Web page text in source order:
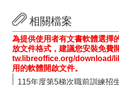
相關檔案
為提供使用者有文書軟體選擇
放文件格式，建議您安裝免費
tw.libreoffice.org/download/
用的軟體開啟文件。
115年度第5梯次職前訓練招